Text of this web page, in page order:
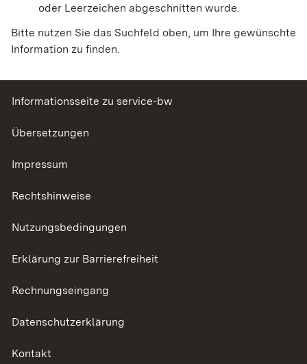
oder Leerzeichen abgeschnitten wurde.
Bitte nutzen Sie das Suchfeld oben, um Ihre gewünschte
Information zu finden.
Informationsseite zu service-bw
Übersetzungen
Impressum
Rechtshinweise
Nutzungsbedingungen
Erklärung zur Barrierefreiheit
Rechnungseingang
Datenschutzerklärung
Kontakt